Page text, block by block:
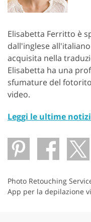
Elisabetta Ferritto è
dall'inglese
acquisita nella
Elisabetta ha una
sfumature del
video.
Leggi le ultime
Photo Retouching
App per la depilazione